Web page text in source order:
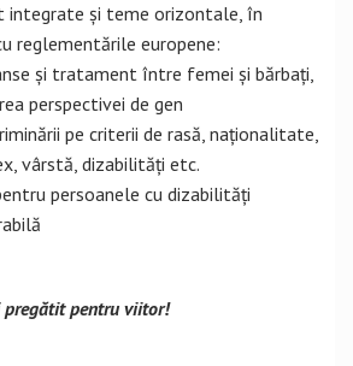
integrate și teme orizontale, în
reglementările europene:
și tratament între femei și bărbați,
perspectivei de gen
pe criterii de rasă, naționalitate,
vârstă, dizabilități etc.
persoanele cu dizabilități
pregătit pentru viitor!